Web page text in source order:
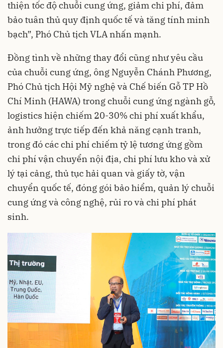
thiện tốc độ chuỗi cung ứng, giảm chi phí, đảm
bảo tuân thủ quy định quốc tế và tăng tính minh
bạch”, Phó Chủ tịch VLA nhấn mạnh.
Đồng tình về những thay đổi cũng như yêu cầu
của chuỗi cung ứng, ông Nguyễn Chánh Phương,
Phó Chủ tịch Hội Mỹ nghệ và Chế biến Gỗ TP Hồ
Chí Minh (HAWA) trong chuỗi cung ứng ngành gỗ,
logistics hiện chiếm 20-30% chi phí xuất khẩu,
ảnh hưởng trực tiếp đến khả năng cạnh tranh,
trong đó các chi phí chiếm tỷ lệ tương ứng gồm
chi phí vận chuyển nội địa, chi phí lưu kho và xử
lý tại cảng, thủ tục hải quan và giấy tờ, vận
chuyển quốc tế, đóng gói bảo hiểm, quản lý chuỗi
cung ứng và công nghệ, rủi ro và chi phí phát
sinh.